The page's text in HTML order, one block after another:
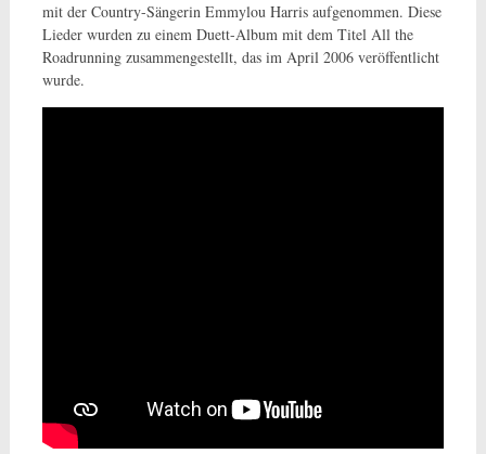
mit der Country-Sängerin Emmylou Harris aufgenommen. Diese
Lieder wurden zu einem Duett-Album mit dem Titel All the
Roadrunning zusammengestellt, das im April 2006 veröffentlicht
wurde.